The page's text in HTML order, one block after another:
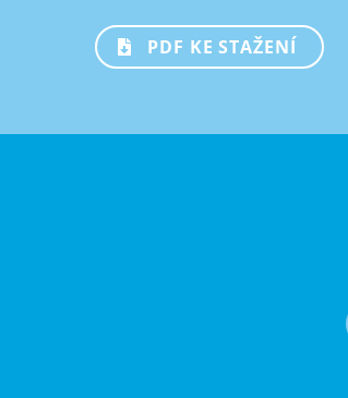
PDF KE STAŽENÍ